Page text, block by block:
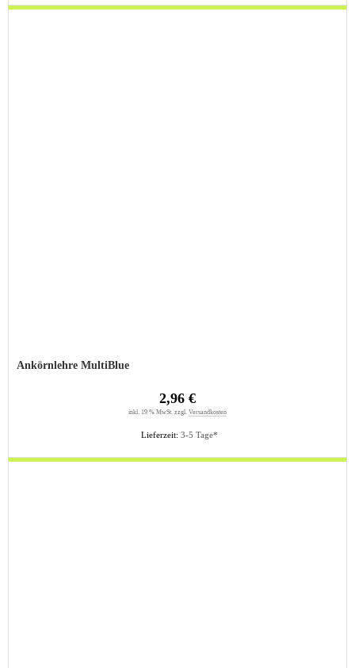
Ankörnlehre MultiBlue
Lieferzeit: 3-5 Tage*
2,96 €
inkl. 19 % MwSt. zzgl. Versandkosten